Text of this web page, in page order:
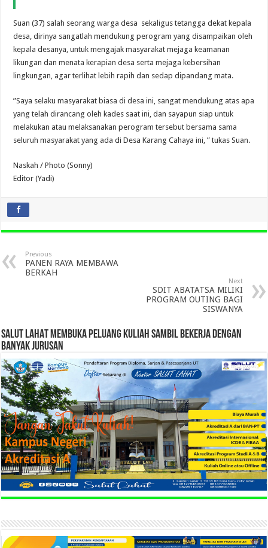
Suan (37) salah seorang warga desa sekaligus tetangga dekat kepala
desa, dirinya sangatlah mendukung perogram yang disampaikan oleh
kepala desanya, untuk mengajak masyarakat mejaga keamanan
likungan dan menata kerapian desa serta mejaga kebersihan
lingkungan, agar terlihat lebih rapih dan sedap dipandang mata.
”Saya selaku masyarakat biasa di desa ini, sangat mendukung atas apa
yang telah dirancang oleh kades saat ini, dan sayapun siap untuk
melakukan atau melaksanakan perogram tersebut bersama sama
seluruh masyarakat yang ada di Desa Karang Cahaya ini, ” tukas Suan.
Naskah / Photo (Sonny)
Editor (Yadi)
Previous
PANEN RAYA MEMBAWA
BERKAH
Next
SDIT ABATATSA MILIKI
PROGRAM OUTING BAGI
SISWANYA
SALUT LAHAT MEMBUKA PELUANG KULIAH SAMBIL BEKERJA DENGAN
BANYAK JURUSAN